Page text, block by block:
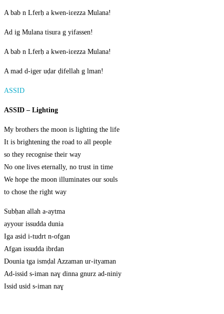
A bab n Lferḥ a kwen-iɛezza Mulana!
Ad ig Mulana tisura g yifassen!
A bab n Lferḥ a kwen-iɛezza Mulana!
A mad d-iger uḍar ḍifellah g lman!
ASSID
ASSID – Lighting
My brothers the moon is lighting the life
It is brightening the road to all people
so they recognise their way
No one lives eternally, no trust in time
We hope the moon illuminates our souls
to chose the right way
Subḥan allah a-aytma
ayyour issudda dunia
Iga asid i-tudrt n-ofgan
Afgan issudda ibrdan
Dounia tga ismḍal Azzaman ur-ityaman
Ad-issid s-iman naɣ dinna gnurz ad-niniy
Issid usid s-iman naɣ